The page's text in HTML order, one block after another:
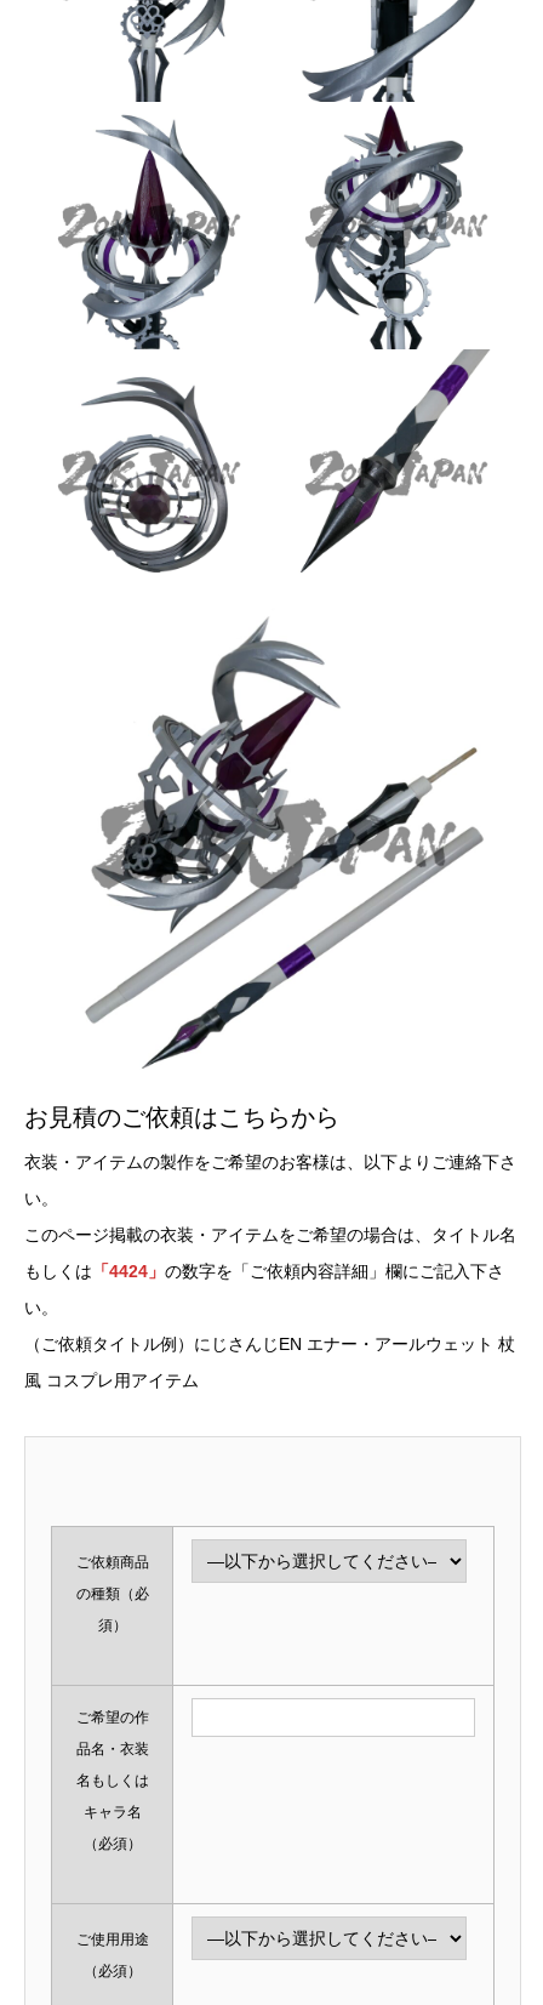
お見積のご依頼はこちらから
衣装・アイテムの製作をご希望のお客様は、以下よりご連絡下さ
い。
このページ掲載の衣装・アイテムをご希望の場合は、タイトル名
もしくは 「4424」 の数字を「ご依頼内容詳細」欄にご記入下さ
い。
（ご依頼タイトル例）にじさんじEN エナー・アールウェット 杖
風 コスプレ用アイテム
ご依頼商品
の種類（必
須）
ご希望の作
品名・衣装
名もしくは
キャラ名
（必須）
ご使用用途
（必須）